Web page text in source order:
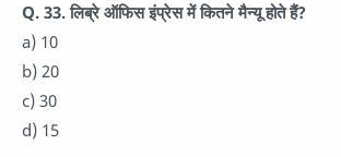
Q. 33. लिब्रे ऑफिस इंप्रेस में कितने मैन्यू होते हैं?
a) 10
b) 20
c) 30
d) 15